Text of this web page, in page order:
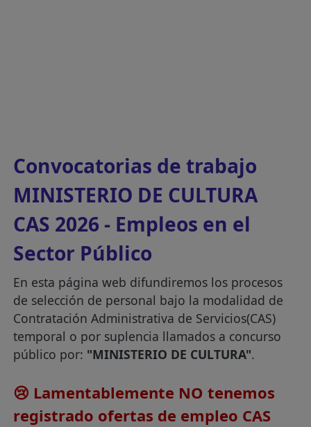
Convocatorias de trabajo
MINISTERIO DE CULTURA
CAS 2026 - Empleos en el
Sector Público
En esta página web difundiremos los procesos
de selección de personal bajo la modalidad de
Contratación Administrativa de Servicios(CAS)
temporal o por suplencia llamados a concurso
público por: "MINISTERIO DE CULTURA".
😢 Lamentablemente NO tenemos
registrado ofertas de empleo CAS